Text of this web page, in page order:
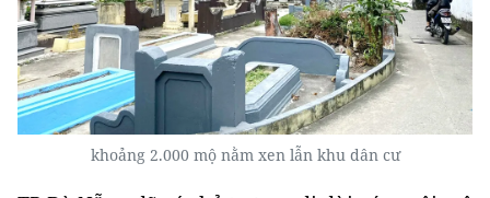
khoảng 2.000 mộ nằm xen lẫn khu dân cư